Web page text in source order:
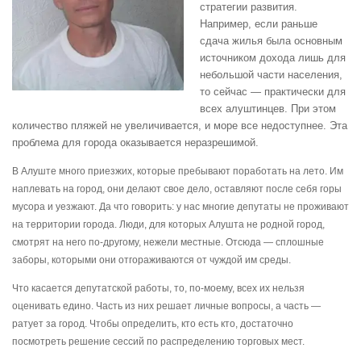
стратегии развития.
Например, если раньше
сдача жилья была основным
источником дохода лишь для
небольшой части населения,
то сейчас — практически для
всех алуштинцев. При этом
количество пляжей не увеличивается, и море все недоступнее. Эта
проблема для города оказывается неразрешимой.
В Алуште много приезжих, которые пребывают поработать на лето. Им
наплевать на город, они делают свое дело, оставляют после себя горы
мусора и уезжают. Да что говорить: у нас многие депутаты не проживают
на территории города. Люди, для которых Алушта не родной город,
смотрят на него по-другому, нежели местные. Отсюда — сплошные
заборы, которыми они отгораживаются от чуждой им среды.
Что касается депутатской работы, то, по-моему, всех их нельзя
оценивать едино. Часть из них решает личные вопросы, а часть —
ратует за город. Чтобы определить, кто есть кто, достаточно
посмотреть решение сессий по распределению торговых мест.